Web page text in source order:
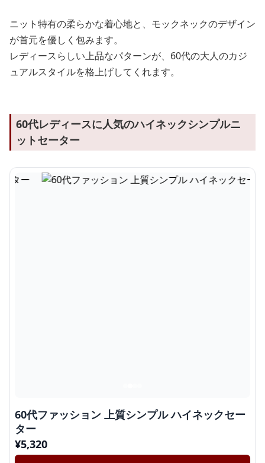
ニット特有の柔らかな着心地と、モックネックのデザイン
が首元を優しく包みます。
レディースらしい上品なパターンが、60代の大人のカジ
ュアルスタイルを格上げしてくれます。
60代レディースに人気のハイネックシンプルニ
ットセーター
60代ファッション 上質シンプル ハイネックセー
ター
¥5,320